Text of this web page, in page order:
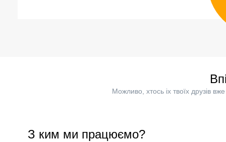
Можливо, хтось іх твоїх друзів
З ким ми працюємо?